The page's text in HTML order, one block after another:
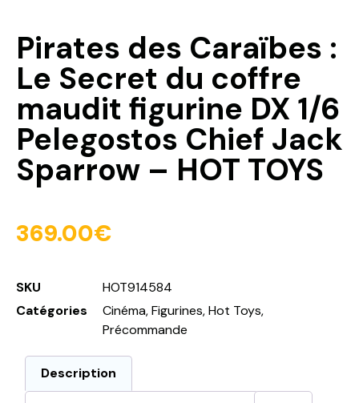
Pirates des Caraïbes :
Le Secret du coffre
maudit figurine DX 1/6
Pelegostos Chief Jack
Sparrow – HOT TOYS
369.00€
SKU
HOT914584
Catégories
Cinéma,Figurines,Hot Toys,
Précommande
Description